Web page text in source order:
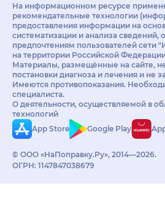
На информационном ресурсе
рекомендательные технологии
предоставления информации на
систематизации и анализа сведений,
предпочтениям пользователей сети
на территории Российской
Материалы, размещённые на сайте,
постановки диагноза и лечения и не
Имеются противопоказания.
специалиста.
О деятельности, осуществляемой в
технологий
App Store
Google Play
© ООО «НаПоправку.Ру», 2014—2026.
ОГРН: 1147847038679